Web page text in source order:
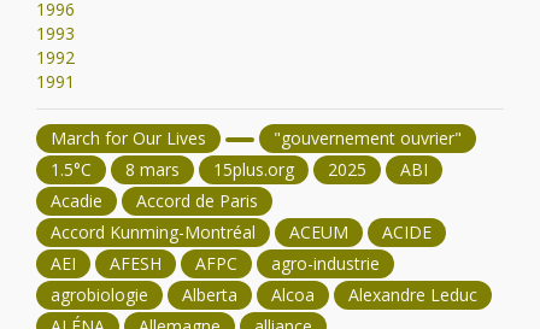
1996
1993
1992
1991
March for Our Lives
"gouvernement ouvrier"
1.5°C
8 mars 15plus.org 2025
ABI
Acadie
Accord de Paris
Accord Kunming-Montréal
ACEUM
ACIDE
AEI
AFESH AFPC
agro-industrie
agrobiologie
Alberta Alcoa
Alexandre Leduc